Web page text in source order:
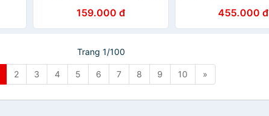
159.000 đ 455.000 đ
Trang 1/100
2 3 4 5 6 7 8 9 10 »